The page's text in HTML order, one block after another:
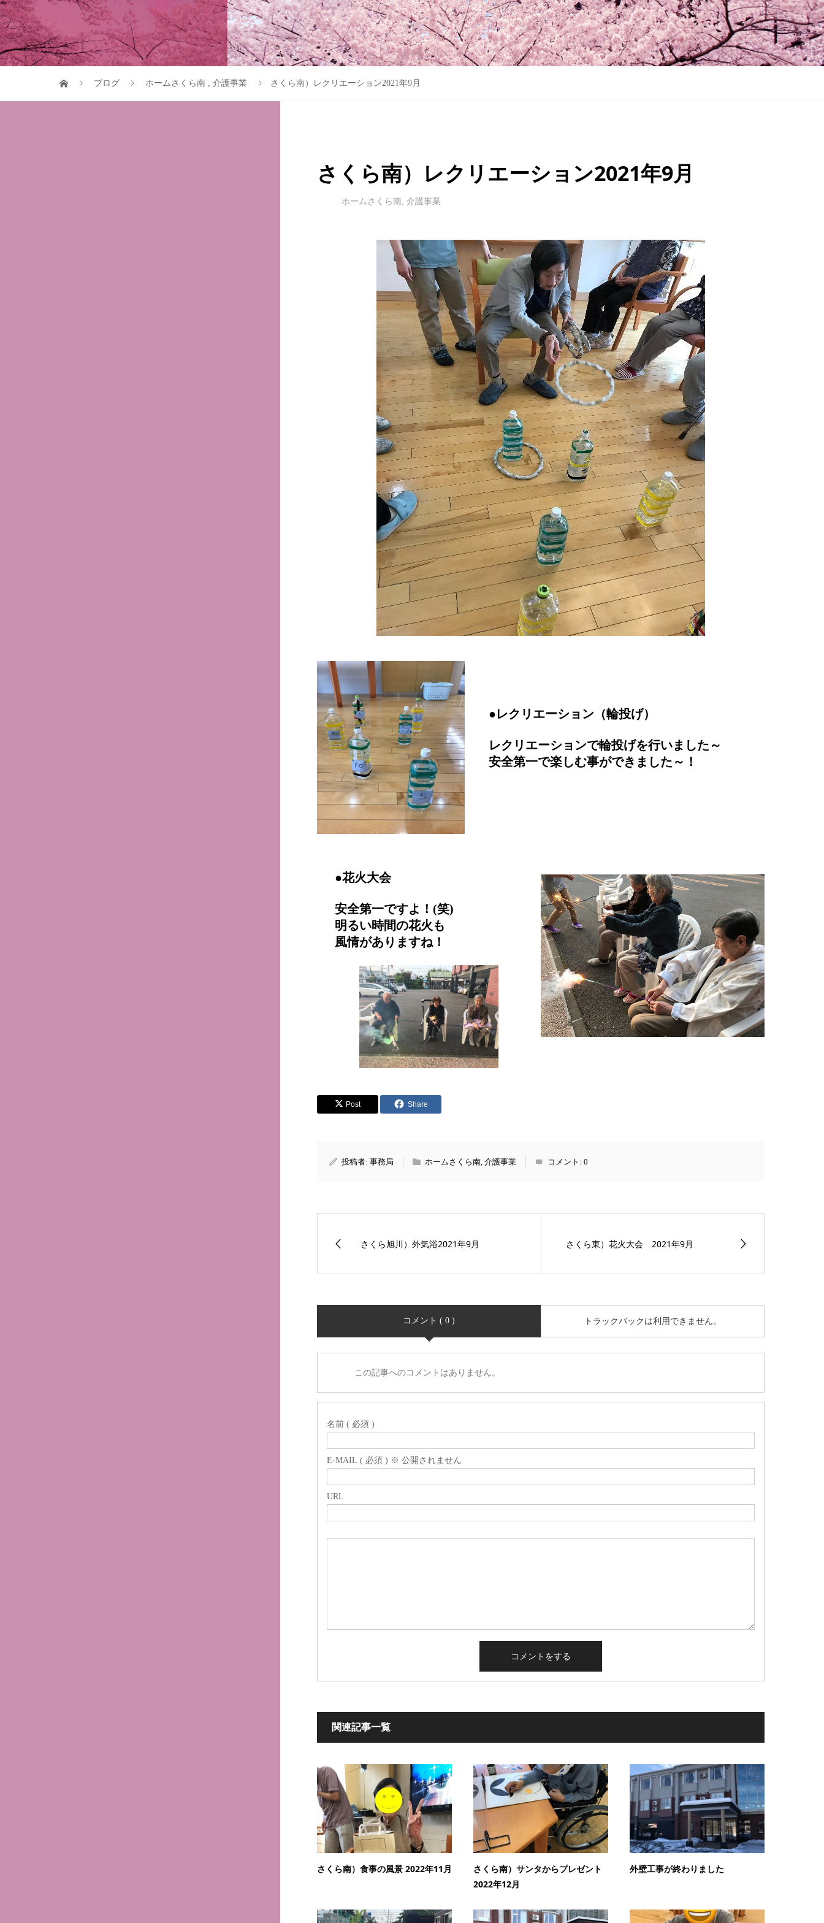
ブログ ホームさくら南 , 介護事業 さくら南）レクリエーション2021年9月
さくら南）レクリエーション2021年9月
ホームさくら南, 介護事業
●レクリエーション（輪投げ）
レクリエーションで輪投げを行いました～
安全第一で楽しむ事ができました～！
●花火大会
安全第一ですよ！(笑)
明るい時間の花火も
風情がありますね！
Post Share
投稿者: 事務局 ホームさくら南, 介護事業 コメント: 0
さくら旭川）外気浴2021年9月 さくら東）花火大会 2021年9月
コメント ( 0 ) トラックバックは利用できません。
この記事へのコメントはありません。
名前 ( 必須 )
E-MAIL ( 必須 ) ※ 公開されません
URL
関連記事一覧
さくら南）食事の風景 2022年11月
さくら南）サンタからプレゼント
2022年12月
外壁工事が終わりました